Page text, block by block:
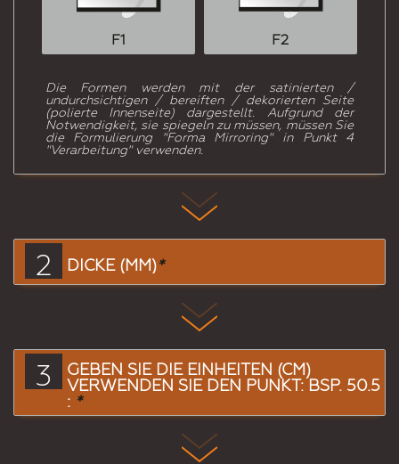
F1 F2
Die Formen werden mit der satinierten /
undurchsichtigen / bereiften / dekorierten Seite
(polierte Innenseite) dargestellt. Aufgrund der
Notwendigkeit, sie spiegeln zu müssen, müssen Sie
die Formulierung "Forma Mirroring" in Punkt 4
"Verarbeitung" verwenden.
2 DICKE (MM)*
3
GEBEN SIE DIE EINHEITEN (CM)
VERWENDEN SIE DEN PUNKT: BSP. 50.5
: *